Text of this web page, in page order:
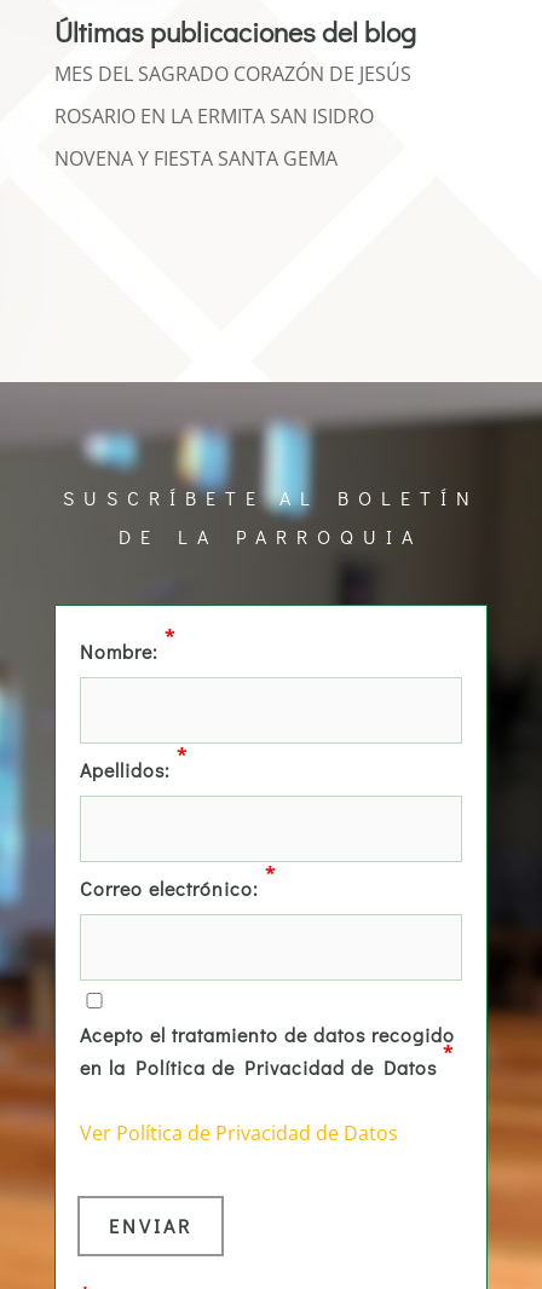
Últimas publicaciones del blog
MES DEL SAGRADO CORAZÓN DE JESÚS
ROSARIO EN LA ERMITA SAN ISIDRO
NOVENA Y FIESTA SANTA GEMA
SUSCRÍBETE AL BOLETÍN
DE LA PARROQUIA
Nombre:
*
Apellidos:
*
Correo electrónico:
*
Acepto el tratamiento de datos recogido
en la Política de Privacidad de Datos
*
Ver Política de Privacidad de Datos